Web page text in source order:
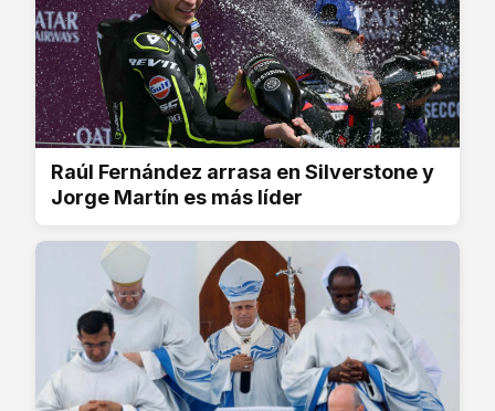
Raúl Fernández arrasa en Silverstone y
Jorge Martín es más líder